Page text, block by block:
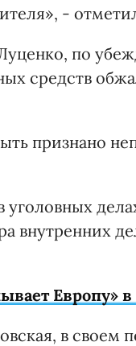
-
по
средств
признано
уголовных
внутренних
Европу»
в своем